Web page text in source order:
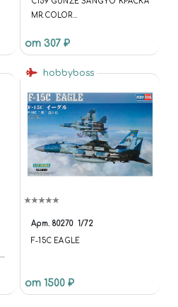
UNIVERSE.BASKET.ON('UPDATE
UNIVERSE.COMPARE.ON('UPDA
TE', UPDATE);
BX.ADDCUSTOMEVENT('ONFR
BX.READY(UPDATE); })($, INTEC);
MR.COLOR
SILVER (METALLIC) (СУПЕР
СЕРЕБРО МЕТАЛЛИК)
от 307 ₽
hobbyboss
Арт. 80270 1/72
F-15C EAGLE
от 1500 ₽